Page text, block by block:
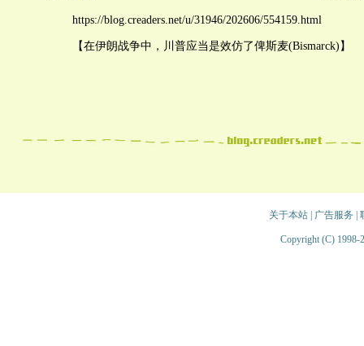
https://blog.creaders.net/u/31946/202606/554159.html
【在伊朗战争中，川普应当是效仿了俾斯麦(Bismarck)】
关于本站| 广告服务
Copyright (C) 1998-